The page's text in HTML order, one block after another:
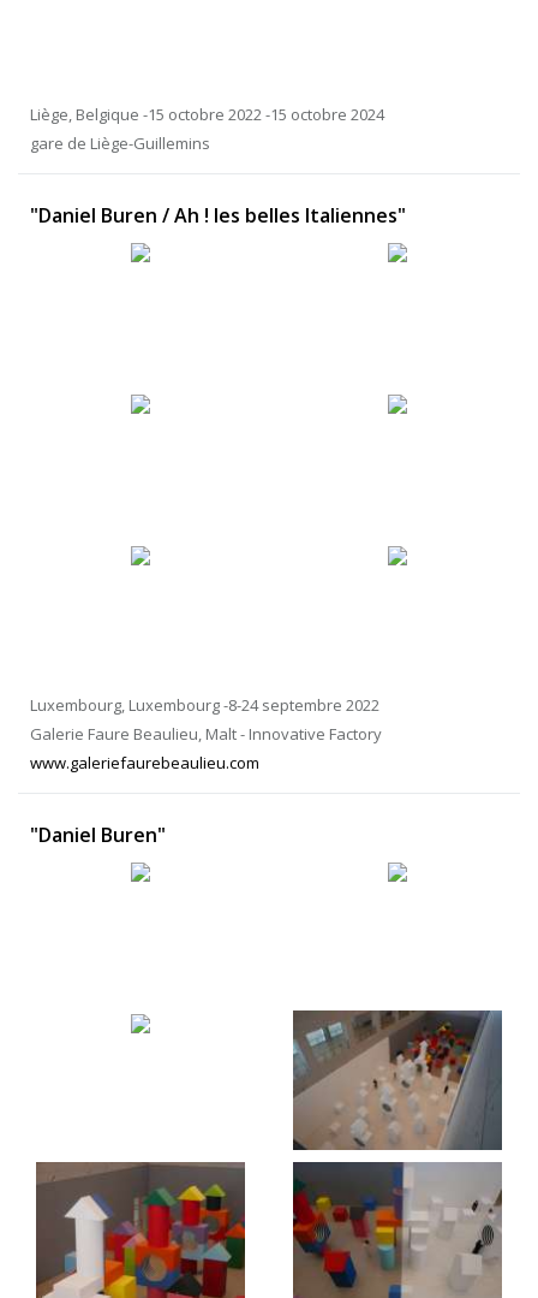
Liège, Belgique -15 octobre 2022 -15 octobre 2024
gare de Liège-Guillemins
"Daniel Buren / Ah ! les belles Italiennes"
Luxembourg, Luxembourg -8-24 septembre 2022
Galerie Faure Beaulieu, Malt - Innovative Factory
www.galeriefaurebeaulieu.com
"Daniel Buren"